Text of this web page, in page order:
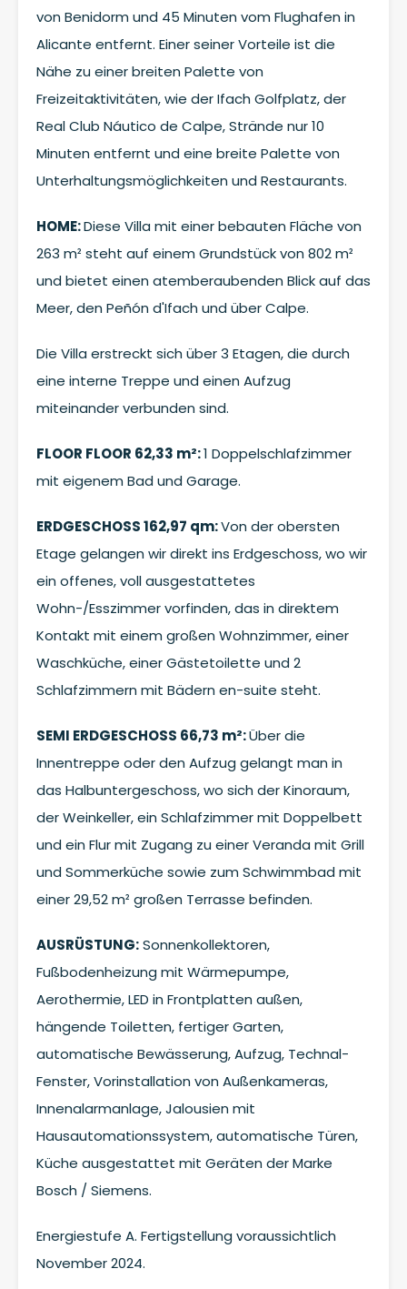
von Benidorm und 45 Minuten vom Flughafen in
Alicante entfernt. Einer seiner Vorteile ist die
Nähe zu einer breiten Palette von
Freizeitaktivitäten, wie der Ifach Golfplatz, der
Real Club Náutico de Calpe, Strände nur 10
Minuten entfernt und eine breite Palette von
Unterhaltungsmöglichkeiten und Restaurants.
HOME:Diese Villa mit einer bebauten Fläche von
263 m² steht auf einem Grundstück von 802 m²
und bietet einen atemberaubenden Blick auf das
Meer, den Peñón d'Ifach und über Calpe.
Die Villa erstreckt sich über 3 Etagen, die durch
eine interne Treppe und einen Aufzug
miteinander verbunden sind.
FLOOR FLOOR 62,33 m²:1 Doppelschlafzimmer
mit eigenem Bad und Garage.
ERDGESCHOSS 162,97 qm:Von der obersten
Etage gelangen wir direkt ins Erdgeschoss, wo wir
ein offenes, voll ausgestattetes
Wohn-/Esszimmer vorfinden, das in direktem
Kontakt mit einem großen Wohnzimmer, einer
Waschküche, einer Gästetoilette und 2
Schlafzimmern mit Bädern en-suite steht.
SEMI ERDGESCHOSS 66,73 m²:Über die
Innentreppe oder den Aufzug gelangt man in
das Halbuntergeschoss, wo sich der Kinoraum,
der Weinkeller, ein Schlafzimmer mit Doppelbett
und ein Flur mit Zugang zu einer Veranda mit Grill
und Sommerküche sowie zum Schwimmbad mit
einer 29,52 m² großen Terrasse befinden.
AUSRÜSTUNG:Sonnenkollektoren,
Fußbodenheizung mit Wärmepumpe,
Aerothermie, LED in Frontplatten außen,
hängende Toiletten, fertiger Garten,
automatische Bewässerung, Aufzug, Technal-
Fenster, Vorinstallation von Außenkameras,
Innenalarmanlage, Jalousien mit
Hausautomationssystem, automatische Türen,
Küche ausgestattet mit Geräten der Marke
Bosch / Siemens.
Energiestufe A. Fertigstellung voraussichtlich
November 2024.